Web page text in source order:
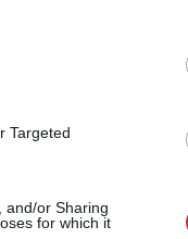
Targeted
and/or Sharing
for which it
no
vietas